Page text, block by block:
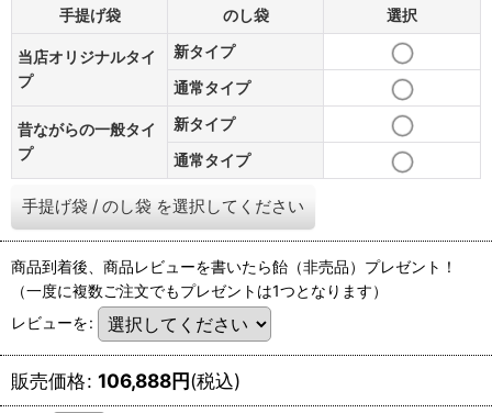
手提げ袋 のし袋 選択
当店オリジナルタイ
プ
新タイプ
通常タイプ
昔ながらの一般タイ
プ
新タイプ
通常タイプ
手提げ袋 / のし袋 を選択してください
商品到着後、商品レビューを書いたら飴（非売品）プレゼント！
（一度に複数ご注文でもプレゼントは1つとなります）
レビューを:
販売価格: 106,888円(税込)